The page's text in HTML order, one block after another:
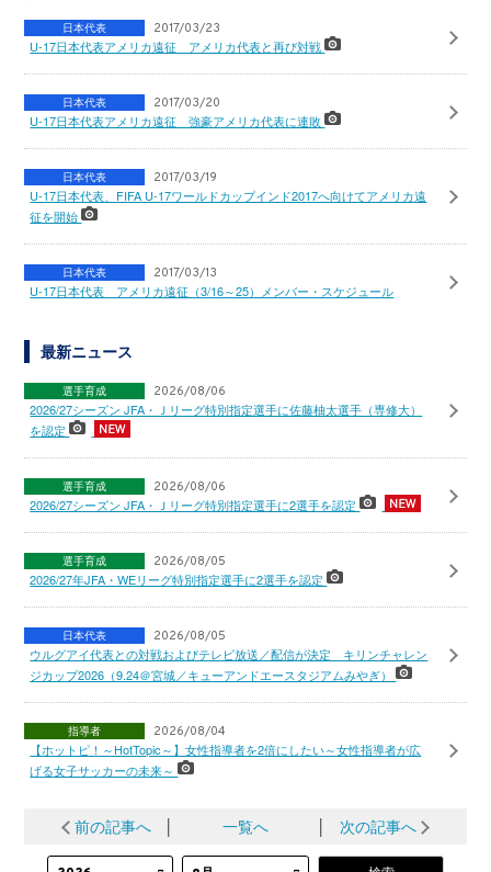
日本代表 2017/03/23
U-17日本代表アメリカ遠征 アメリカ代表と再び対戦
日本代表 2017/03/20
U-17日本代表アメリカ遠征 強豪アメリカ代表に連敗
日本代表 2017/03/19
U-17日本代表、FIFA U-17ワールドカップインド2017へ向けてアメリカ遠
征を開始
日本代表 2017/03/13
U-17日本代表 アメリカ遠征（3/16～25）メンバー・スケジュール
最新ニュース
選手育成 2026/08/06
2026/27シーズン JFA・Ｊリーグ特別指定選手に佐藤柚太選手（専修大）
を認定
選手育成 2026/08/06
2026/27シーズン JFA・Ｊリーグ特別指定選手に2選手を認定
選手育成 2026/08/05
2026/27年JFA・WEリーグ特別指定選手に2選手を認定
日本代表 2026/08/05
ウルグアイ代表との対戦およびテレビ放送／配信が決定 キリンチャレン
ジカップ2026（9.24＠宮城／キューアンドエースタジアムみやぎ）
指導者 2026/08/04
【ホットピ！～HotTopic～】女性指導者を2倍にしたい～女性指導者が広
げる女子サッカーの未来～
前の記事へ 一覧へ 次の記事へ